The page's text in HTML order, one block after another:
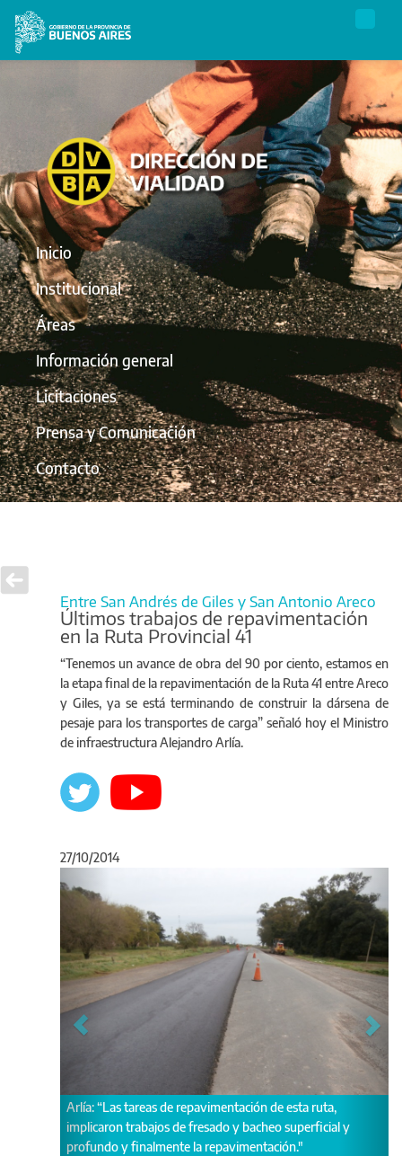
Inicio
Institucional
Áreas
Información general
Licitaciones
Prensa y Comunicación
Contacto
Entre San Andrés de Giles y San Antonio Areco
Últimos trabajos de repavimentación
en la Ruta Provincial 41
“Tenemos un avance de obra del 90 por ciento, estamos en
la etapa final de la repavimentación de la Ruta 41 entre Areco
y Giles, ya se está terminando de construir la dársena de
pesaje para los transportes de carga” señaló hoy el Ministro
de infraestructura Alejandro Arlía.
27/10/2014
de repavimentación de esta ruta,
de fresado y bacheo superficial y
la repavimentación."
Repavimentación de Ruta
San Antonio Areco.